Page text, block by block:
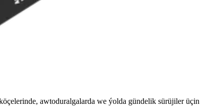
awtoduralgalarda we ýolda gündelik sürüjiler